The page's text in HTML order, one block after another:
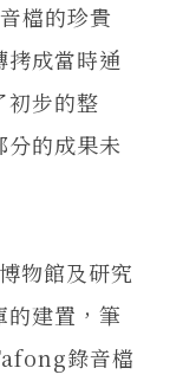
檔的珍貴
成當時通
初步的整
分的成果未
館及研究
建置，筆
錄音檔